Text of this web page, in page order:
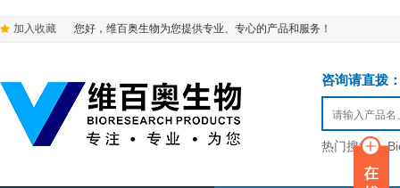
加入收藏 您好，维百奥生物为您提供专业、专心的产品和服务！
咨询请直拨
热门搜索：